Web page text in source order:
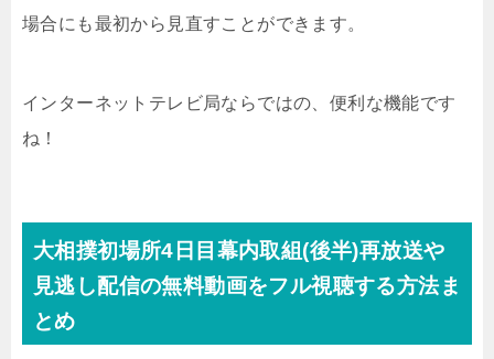
場合にも最初から見直すことができます。
インターネットテレビ局ならではの、便利な機能です
ね！
大相撲初場所4日目幕内取組(後半)再放送や
見逃し配信の無料動画をフル視聴する方法ま
とめ